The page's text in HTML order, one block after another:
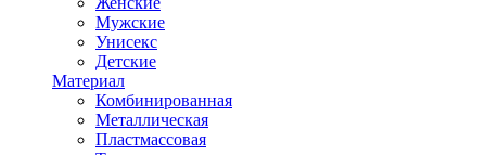
Мужские
Унисекс
Детские
Материал
Комбинированная
Металлическая
Пластмассовая